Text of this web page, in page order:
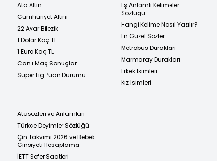
Ata Altın
Cumhuriyet Altını
22 Ayar Bilezik
1 Dolar Kaç TL
1 Euro Kaç TL
Canlı Maç Sonuçları
Süper Lig Puan Durumu
Eş Anlamlı Kelimeler
Sözlüğü
Hangi Kelime Nasıl Yazılır?
En Güzel Sözler
Metrobüs Durakları
Marmaray Durakları
Erkek İsimleri
Kız İsimleri
Atasözleri ve Anlamları
Türkçe Deyimler Sözlüğü
Çin Takvimi 2026 ve Bebek
Cinsiyeti Hesaplama
İETT Sefer Saatleri